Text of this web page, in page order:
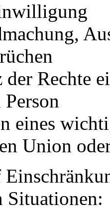
der Rechte
eines
Union
Situationen: